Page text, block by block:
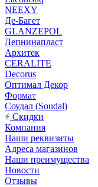
NEEXY
Де-Багет
GLANZEPOL
Лепнинапласт
Архитек
CERALITE
Decorus
Оптимал Декор
Формат
Соудал (Soudal)
Скидки
Компания
Наши реквизиты
Адреса магазинов
Наши преимущества
Новости
Отзывы